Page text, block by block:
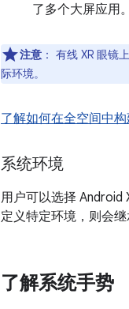
了多个大屏应用。
注意 ： 有线 XR 眼镜
际环境。
了解如何在全空间中
系统环境
用户可以选择 Android
定义特定环境，则会
了解系统手势